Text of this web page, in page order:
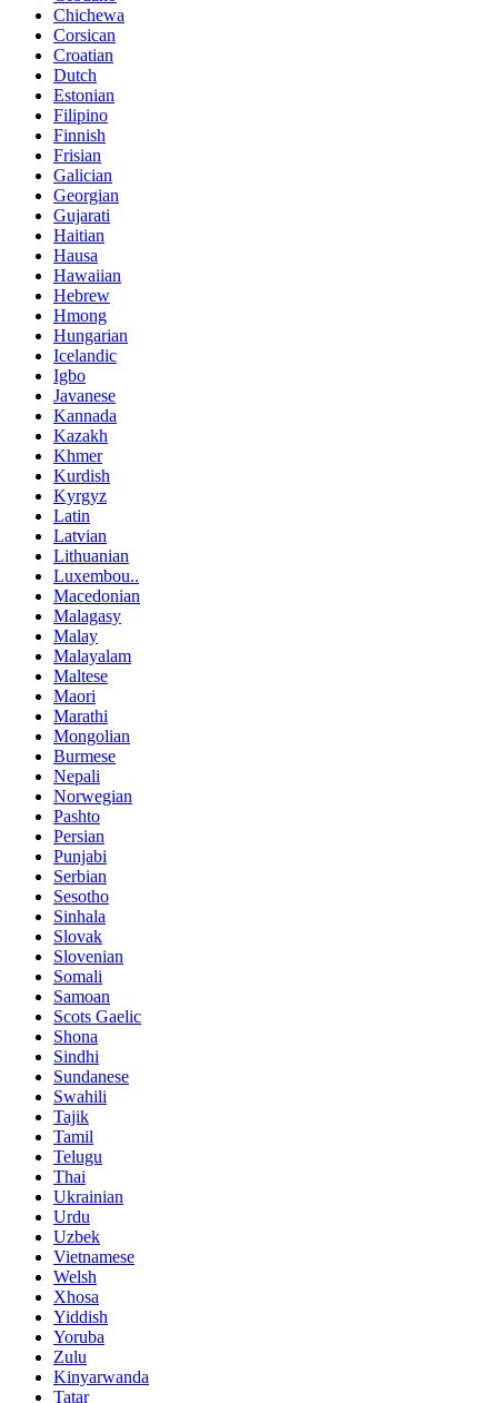
Chichewa
Corsican
Croatian
Dutch
Estonian
Filipino
Finnish
Frisian
Galician
Georgian
Gujarati
Haitian
Hausa
Hawaiian
Hebrew
Hmong
Hungarian
Icelandic
Igbo
Javanese
Kannada
Kazakh
Khmer
Kurdish
Kyrgyz
Latin
Latvian
Lithuanian
Luxembou..
Macedonian
Malagasy
Malay
Malayalam
Maltese
Maori
Marathi
Mongolian
Burmese
Nepali
Norwegian
Pashto
Persian
Punjabi
Serbian
Sesotho
Sinhala
Slovak
Slovenian
Somali
Samoan
Scots Gaelic
Shona
Sindhi
Sundanese
Swahili
Tajik
Tamil
Telugu
Thai
Ukrainian
Urdu
Uzbek
Vietnamese
Welsh
Xhosa
Yiddish
Yoruba
Zulu
Kinyarwanda
Tatar